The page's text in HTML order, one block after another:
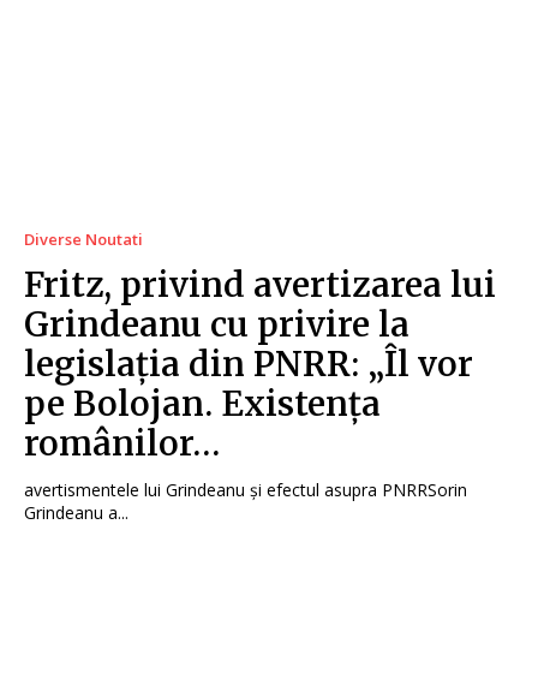
Diverse Noutati
Fritz, privind avertizarea lui
Grindeanu cu privire la
legislația din PNRR: „Îl vor
pe Bolojan. Existența
românilor…
avertismentele lui Grindeanu și efectul asupra PNRRSorin
Grindeanu a...